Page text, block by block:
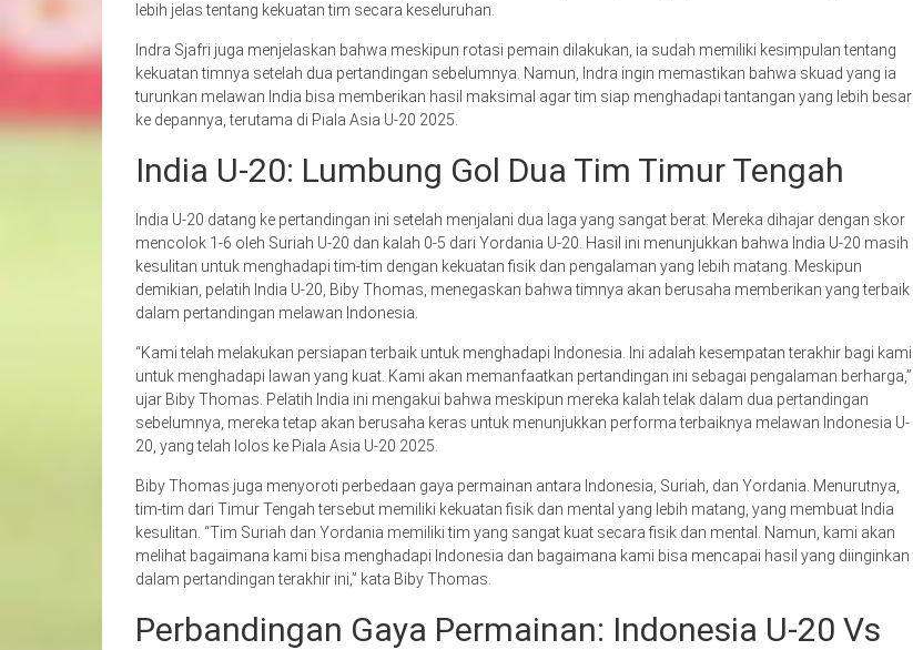
lebih jelas tentang kekuatan tim secara keseluruhan.
Indra Sjafri juga menjelaskan bahwa meskipun rotasi pemain dilakukan, ia sudah memiliki kesimpulan tentang
kekuatan timnya setelah dua pertandingan sebelumnya. Namun, Indra ingin memastikan bahwa skuad yang ia
turunkan melawan India bisa memberikan hasil maksimal agar tim siap menghadapi tantangan yang lebih besar
ke depannya, terutama di Piala Asia U-20 2025.
India U-20: Lumbung Gol Dua Tim Timur Tengah
India U-20 datang ke pertandingan ini setelah menjalani dua laga yang sangat berat. Mereka dihajar dengan skor
mencolok 1-6 oleh Suriah U-20 dan kalah 0-5 dari Yordania U-20. Hasil ini menunjukkan bahwa India U-20 masih
kesulitan untuk menghadapi tim-tim dengan kekuatan fisik dan pengalaman yang lebih matang. Meskipun
demikian, pelatih India U-20, Biby Thomas, menegaskan bahwa timnya akan berusaha memberikan yang terbaik
dalam pertandingan melawan Indonesia.
“Kami telah melakukan persiapan terbaik untuk menghadapi Indonesia. Ini adalah kesempatan terakhir bagi kami
untuk menghadapi lawan yang kuat. Kami akan memanfaatkan pertandingan ini sebagai pengalaman berharga,”
ujar Biby Thomas. Pelatih India ini mengakui bahwa meskipun mereka kalah telak dalam dua pertandingan
sebelumnya, mereka tetap akan berusaha keras untuk menunjukkan performa terbaiknya melawan Indonesia U-
20, yang telah lolos ke Piala Asia U-20 2025.
Biby Thomas juga menyoroti perbedaan gaya permainan antara Indonesia, Suriah, dan Yordania. Menurutnya,
tim-tim dari Timur Tengah tersebut memiliki kekuatan fisik dan mental yang lebih matang, yang membuat India
kesulitan. “Tim Suriah dan Yordania memiliki tim yang sangat kuat secara fisik dan mental. Namun, kami akan
melihat bagaimana kami bisa menghadapi Indonesia dan bagaimana kami bisa mencapai hasil yang diinginkan
dalam pertandingan terakhir ini,” kata Biby Thomas.
Perbandingan Gaya Permainan: Indonesia U-20 Vs